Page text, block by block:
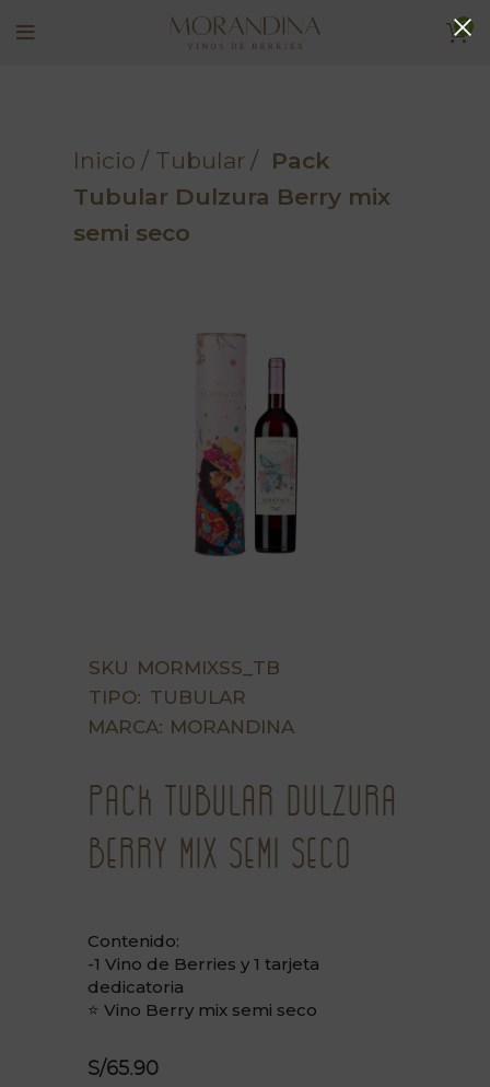
0
Inicio Tubular
Pack
Tubular Dulzura Berry mix
semi seco
SKU MORMIXSS_TB
TIPO: TUBULAR
MARCA: MORANDINA
Pack Tubular Dulzura
Berry mix semi seco
Contenido:
-1 Vino de Berries y 1 tarjeta
dedicatoria
⭐ Vino Berry mix semi seco
S/65.90